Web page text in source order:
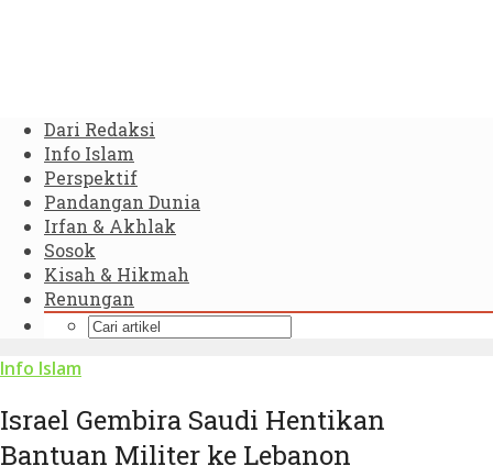
Dari Redaksi
Info Islam
Perspektif
Pandangan Dunia
Irfan & Akhlak
Sosok
Kisah & Hikmah
Renungan
Info Islam
Israel Gembira Saudi Hentikan
Bantuan Militer ke Lebanon